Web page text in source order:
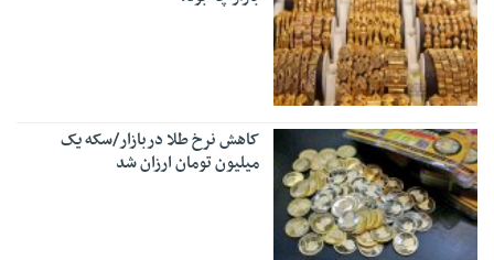
کاهش نرخ طلا دربازار/سکه یک
میلیون تومان ارزان شد